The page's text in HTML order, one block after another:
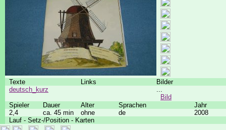
Texte Links
Bilder
deutsch_kurz
...
Bild
Spieler
Dauer Alter Sprachen
Jahr
2,4
ca. 45 min ohne de
2008
Lauf - Setz-/Position - Karten